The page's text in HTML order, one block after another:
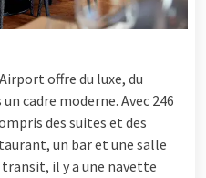
offre du luxe, du
cadre moderne. Avec 246
des suites et des
un bar et une salle
il y a une navette